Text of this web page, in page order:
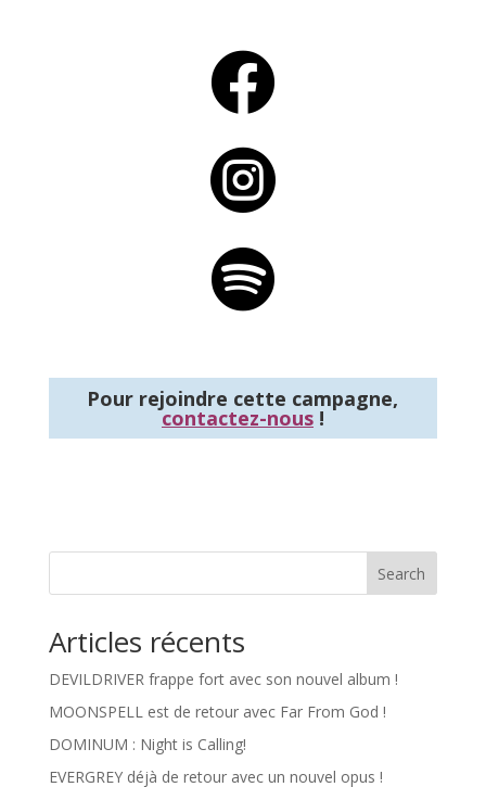



Pour rejoindre cette campagne,
contactez-nous!
Search
Articles récents
DEVILDRIVER frappe fort avec son nouvel album !
MOONSPELL est de retour avec Far From God !
DOMINUM : Night is Calling!
EVERGREY déjà de retour avec un nouvel opus !